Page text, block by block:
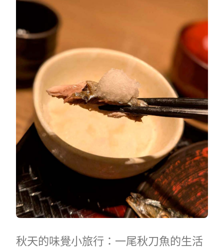
秋天的味覺小旅行：一尾秋刀魚的生活